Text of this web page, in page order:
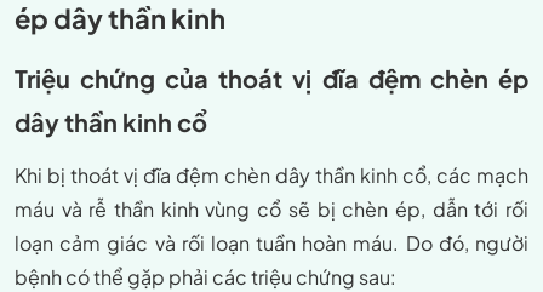
ép dây thần kinh
Triệu chứng của thoát vị đĩa đệm chèn ép
dây thần kinh cổ
Khi bị thoát vị đĩa đệm chèn dây thần kinh cổ, các mạch
máu và rễ thần kinh vùng cổ sẽ bị chèn ép, dẫn tới rối
loạn cảm giác và rối loạn tuần hoàn máu. Do đó, người
bệnh có thể gặp phải các triệu chứng sau: